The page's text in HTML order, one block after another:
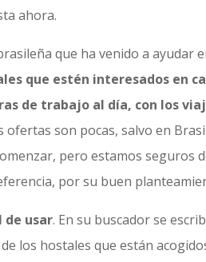
ahora.
que ha venido a ayudar
que estén interesados en
de trabajo al día, con los
ofertas son pocas, salvo en
pero estamos seguros
por su buen
de usar. En su buscador se
los hostales que están